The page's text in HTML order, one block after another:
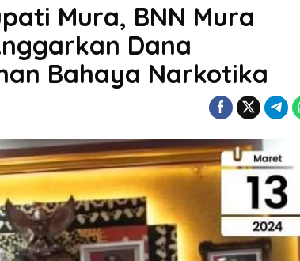
Mura, BNN Mura
Dana
Bahaya Narkotika